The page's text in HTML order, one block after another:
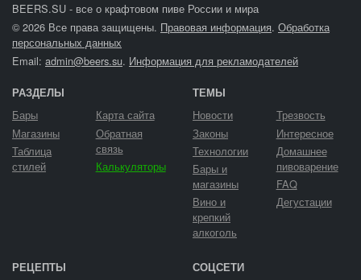
BEERS.SU - все о крафтовом пиве России и мира
© 2026 Все права защищены. Правовая информация. Обработка
персональных данных
Email: admin@beers.su. Информация для рекламодателей
РАЗДЕЛЫ
Бары
Магазины
Таблица
стилей
Карта сайта
Обратная
связь
Калькуляторы
ТЕМЫ
Новости
Законы
Технологии
Бары и
магазины
Вино и
крепкий
алкоголь
Трезвость
Интересное
Домашнее
пивоварение
FAQ
Дегустации
РЕЦЕПТЫ СОЦСЕТИ